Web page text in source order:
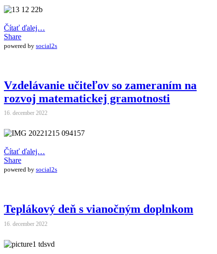
Čítať ďalej…
Share
powered by social2s
Vzdelávanie učiteľov so zameraním na
rozvoj matematickej gramotnosti
16. december 2022
Čítať ďalej…
Share
powered by social2s
Teplákový deň s vianočným doplnkom
16. december 2022